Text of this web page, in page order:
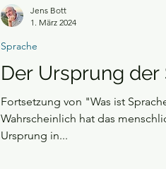
Der Ursprung der
Fortsetzung von "Was ist
Wahrscheinlich hat das
Ursprung in...
Sprache
Jens Bott
1. März 2024